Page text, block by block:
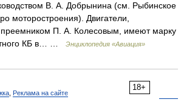
В. А. Добрынина (см. Рыбинское
моторостроения). Двигатели,
преемником П. А. Колесовым, имеют марку
КБ в… …
Энциклопедия «Авиация»
18+
Реклама на сайте